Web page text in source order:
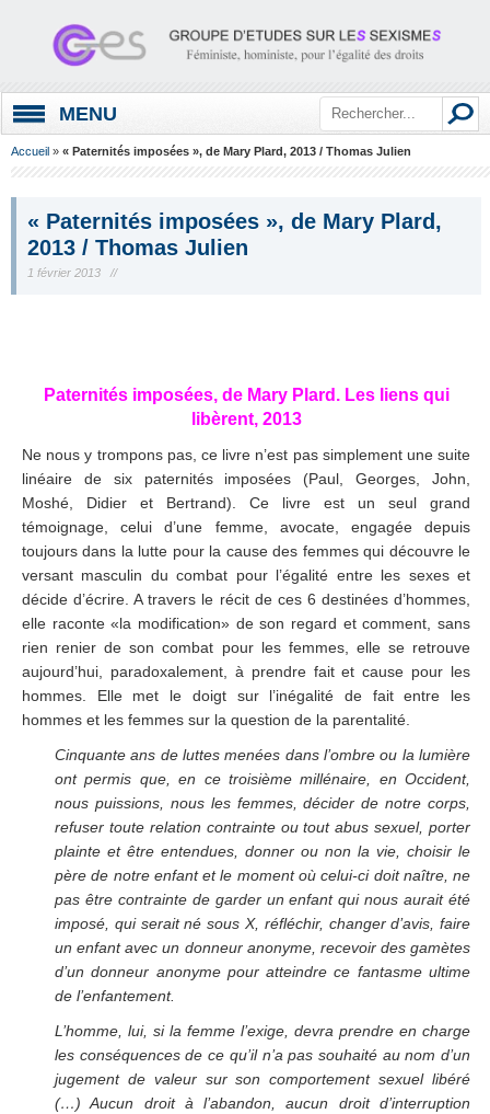
MENU
Accueil » « Paternités imposées », de Mary Plard, 2013 / Thomas Julien
« Paternités imposées », de Mary Plard,
2013 / Thomas Julien
1 février 2013 //
Paternités imposées, de Mary Plard. Les liens qui
libèrent, 2013
Ne nous y trompons pas, ce livre n’est pas simplement une suite
linéaire de six paternités imposées (Paul, Georges, John,
Moshé, Didier et Bertrand). Ce livre est un seul grand
témoignage, celui d’une femme, avocate, engagée depuis
toujours dans la lutte pour la cause des femmes qui découvre le
versant masculin du combat pour l’égalité entre les sexes et
décide d’écrire. A travers le récit de ces 6 destinées d’hommes,
elle raconte «la modification» de son regard et comment, sans
rien renier de son combat pour les femmes, elle se retrouve
aujourd’hui, paradoxalement, à prendre fait et cause pour les
hommes. Elle met le doigt sur l’inégalité de fait entre les
hommes et les femmes sur la question de la parentalité.
Cinquante ans de luttes menées dans l’ombre ou la lumière
ont permis que, en ce troisième millénaire, en Occident,
nous puissions, nous les femmes, décider de notre corps,
refuser toute relation contrainte ou tout abus sexuel, porter
plainte et être entendues, donner ou non la vie, choisir le
père de notre enfant et le moment où celui-ci doit naître, ne
pas être contrainte de garder un enfant qui nous aurait été
imposé, qui serait né sous X, réfléchir, changer d’avis, faire
un enfant avec un donneur anonyme, recevoir des gamètes
d’un donneur anonyme pour atteindre ce fantasme ultime
de l’enfantement.
L’homme, lui, si la femme l’exige, devra prendre en charge
les conséquences de ce qu’il n’a pas souhaité au nom d’un
jugement de valeur sur son comportement sexuel libéré
(…) Aucun droit à l’abandon, aucun droit d’interruption